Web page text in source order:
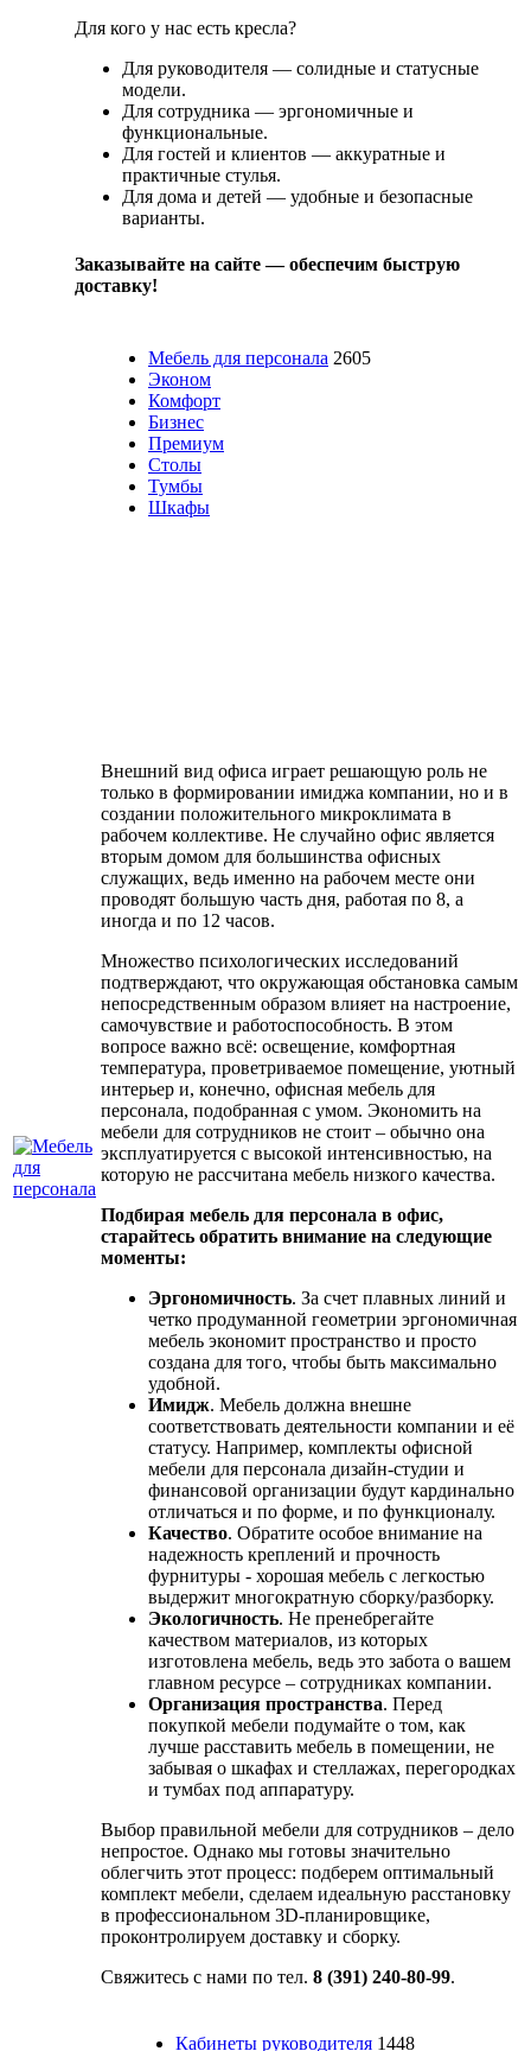
Для кого у нас есть кресла?
Для руководителя — солидные и статусные
модели.
Для сотрудника — эргономичные и
функциональные.
Для гостей и клиентов — аккуратные и
практичные стулья.
Для дома и детей — удобные и безопасные
варианты.
Заказывайте на сайте — обеспечим быструю
доставку!
Мебель для персонала 2605
Эконом
Комфорт
Бизнес
Премиум
Столы
Тумбы
Шкафы
Внешний вид офиса играет решающую роль не
только в формировании имиджа компании, но и в
создании положительного микроклимата в
рабочем коллективе. Не случайно офис является
вторым домом для большинства офисных
служащих, ведь именно на рабочем месте они
проводят большую часть дня, работая по 8, а
иногда и по 12 часов.
Множество психологических исследований
подтверждают, что окружающая обстановка самым
непосредственным образом влияет на настроение,
самочувствие и работоспособность. В этом
вопросе важно всё: освещение, комфортная
температура, проветриваемое помещение, уютный
интерьер и, конечно, офисная мебель для
персонала, подобранная с умом. Экономить на
мебели для сотрудников не стоит – обычно она
эксплуатируется с высокой интенсивностью, на
которую не рассчитана мебель низкого качества.
Подбирая мебель для персонала в офис,
старайтесь обратить внимание на следующие
моменты:
Эргономичность. За счет плавных линий и
четко продуманной геометрии эргономичная
мебель экономит пространство и просто
создана для того, чтобы быть максимально
удобной.
Имидж. Мебель должна внешне
соответствовать деятельности компании и её
статусу. Например, комплекты офисной
мебели для персонала дизайн-студии и
финансовой организации будут кардинально
отличаться и по форме, и по функционалу.
Качество. Обратите особое внимание на
надежность креплений и прочность
фурнитуры - хорошая мебель с легкостью
выдержит многократную сборку/разборку.
Экологичность. Не пренебрегайте
качеством материалов, из которых
изготовлена мебель, ведь это забота о вашем
главном ресурсе – сотрудниках компании.
Организация пространства. Перед
покупкой мебели подумайте о том, как
лучше расставить мебель в помещении, не
забывая о шкафах и стеллажах, перегородках
и тумбах под аппаратуру.
Выбор правильной мебели для сотрудников – дело
непростое. Однако мы готовы значительно
облегчить этот процесс: подберем оптимальный
комплект мебели, сделаем идеальную расстановку
в профессиональном 3D-планировщике,
проконтролируем доставку и сборку.
Свяжитесь с нами по тел. 8 (391) 240-80-99.
Кабинеты руководителя 1448